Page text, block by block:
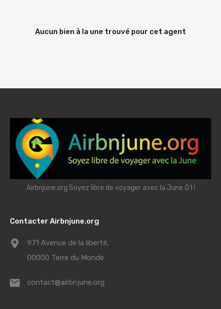
Aucun bien à la une trouvé pour cet agent
Airbnjune.org Soyez libre de voyager avec la June Ğ1 !
Contacter Airbnjune.org
971 Avenue de la liberté,
00000 Terre du Monde
contact@airbnjune.org